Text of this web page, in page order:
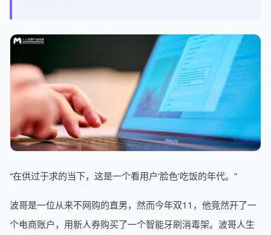
“在供过于求的当下，这是一个看用户‘脸色’吃饭的年代。”
波哥是一位从来不网购的直男，然而今年双11，他竟然开了一
个电商账户，用新人券购买了一个智能牙刷消毒架。波哥人生